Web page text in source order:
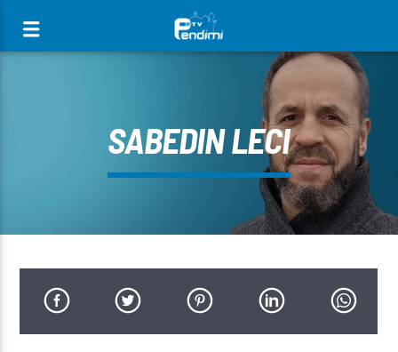
[There are no radio stations in the database]
SABEDIN LECI